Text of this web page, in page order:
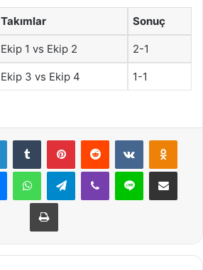
Takımlar Sonuç
Ekip 1 vs Ekip 2 2-1
Ekip 3 vs Ekip 4 1-1
LinkedInTumblr PinterestReddit VKontakte
MessengerWhatsAppTelegramViber Line E-Posta ile
Yazdır